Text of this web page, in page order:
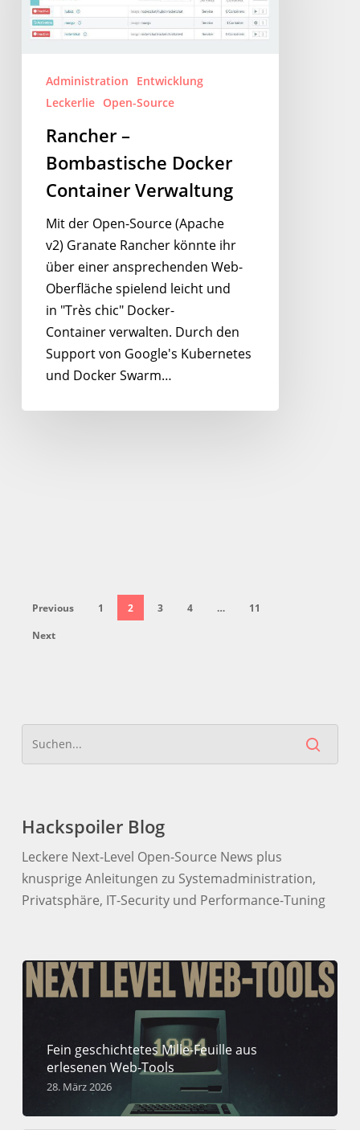
Container
Verwaltung
Administration
Entwicklung
Leckerlie Open-Source
Rancher –
Bombastische Docker
Container Verwaltung
Mit der Open-Source (Apache
v2) Granate Rancher könnte ihr
über einer ansprechenden Web-
Oberfläche spielend leicht und
in "Très chic" Docker-
Container verwalten. Durch den
Support von Google's Kubernetes
und Docker Swarm…
Previous 1 2 3 4 …
11
Next
Hackspoiler Blog
Leckere Next-Level Open-Source News plus
knusprige Anleitungen zu Systemadministration,
Privatsphäre, IT-Security und Performance-Tuning
Fein geschichtetes Mille-Feuille aus
erlesenen Web-Tools
28. März 2026